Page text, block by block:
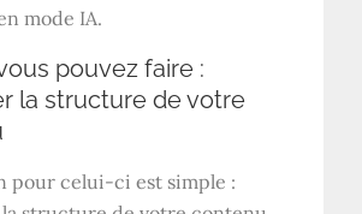
mode IA.
pouvez faire :
la structure de votre
pour celui-ci est simple :